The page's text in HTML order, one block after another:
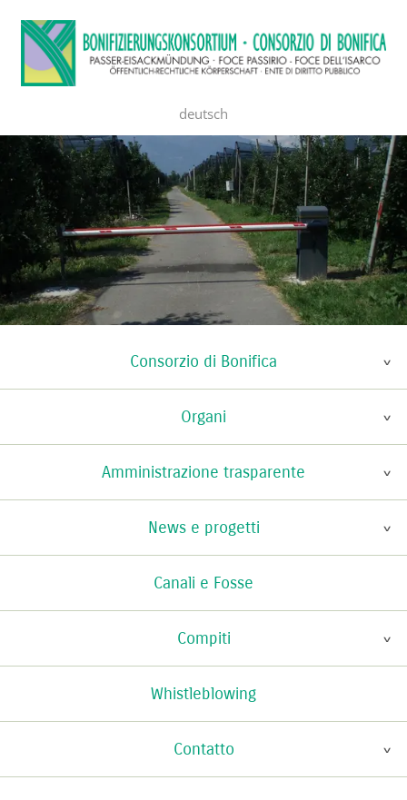
deutsch
Consorzio di Bonifica
Organi
Amministrazione trasparente
News e progetti
Canali e Fosse
Compiti
Whistleblowing
Contatto